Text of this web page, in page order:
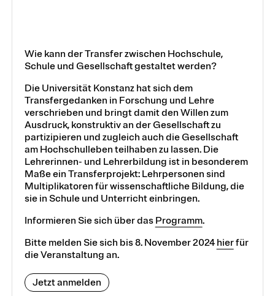
Wie kann der Transfer zwischen Hochschule,
Schule und Gesellschaft gestaltet werden?
Die Universität Konstanz hat sich dem
Transfergedanken in Forschung und Lehre
verschrieben und bringt damit den Willen zum
Ausdruck, konstruktiv an der Gesellschaft zu
partizipieren und zugleich auch die Gesellschaft
am Hochschulleben teilhaben zu lassen. Die
Lehrerinnen- und Lehrerbildung ist in besonderem
Maße ein Transferprojekt: Lehrpersonen sind
Multiplikatoren für wissenschaftliche Bildung, die
sie in Schule und Unterricht einbringen.
Informieren Sie sich über das Programm.
Bitte melden Sie sich bis 8. November 2024hierfür
die Veranstaltung an.
Jetzt anmelden